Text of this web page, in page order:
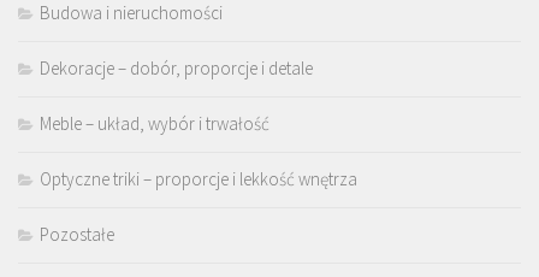
Budowa i nieruchomości
Dekoracje – dobór, proporcje i detale
Meble – układ, wybór i trwałość
Optyczne triki – proporcje i lekkość wnętrza
Pozostałe